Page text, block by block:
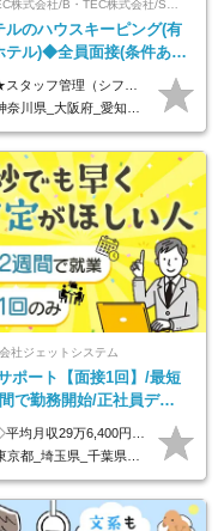
ルのハウスキーピング(有
テル)◆全員面接(条件あ
未経験OK◆リゾート地
べる◆月25万円
れば【月給28万円以上】 ★賞与支給実績：基本給の2ヶ月分～3ヶ月分 ＝＝ライフスタイルに合わせて働き方を選べます＝＝ ■正社員 ＜未経験者＞月給25万円(寮なしの場合)～35万円＋賞与年2回 ＜経験者＞月給28万円～35万円＋賞与年2回 ※寮をご利用の場合は月給22万円～ ※経験やスキルに応じて決定します ※残業代全額支給 ※試用期間（3ヶ月間）中の雇用形態や待遇に差異はありません ※正社員の場合、転勤の可能性あり ■契約社員 月給22万円～＋残業代全額支給 ※契約社員の場合、賞与の支給および転勤の可能性はありません ※勤務時間や勤務日数の希望があればご相談に応じます ※試用期間なし ※契約の更新 有(勤務状況により判断する) 更新上限 有(通算契約期間の上限 1年/更新回数の上限 なし)
県_大阪府_愛知県_北海道_兵庫県_京都府_広島県_福岡県_大分県_宮崎県_鹿児島県_沖縄県
社ジェットシステム
ポート【面接1回】/最短
で勤務開始/正社員デビ
歓迎/未経験9割以上/社員
住宅手当あり
含む) ◇住宅手当⇒最大家賃の半額支給 ◇賞与年2回支給 ■月給22万5,000円以上＋地域手当＋時間外手当＋住宅手当＋家族手当 ※経験やスキルに応じて給与を決定します ※試用期間2ヶ月あり（期間内は時給1,060円以上となります） └地域により上がる可能性があり／例：東京都時給1,370円 └その他待遇に差異なし ＜モデル月収例＞ 1年目：296,400円 3年目：320,000円 【固定残業代について】 なし（残業代は、実際の労働時間に応じて別途全額支給）
埼玉県_千葉県_愛知県_北海道_群馬県_長野県_富山県_石川県_静岡県_香川県_高知県_熊本県_長崎県_沖縄県